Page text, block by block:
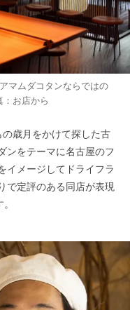
マムダコタンならではの
お店から
歳月をかけて探した古
ンをテーマに名古屋のフ
イメージしてドライフラ
で定評のある同店が表現